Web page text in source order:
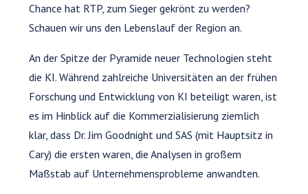
Chance hat RTP, zum Sieger gekrönt zu werden?
Schauen wir uns den Lebenslauf der Region an.
An der Spitze der Pyramide neuer Technologien steht
die KI. Während zahlreiche Universitäten an der frühen
Forschung und Entwicklung von KI beteiligt waren, ist
es im Hinblick auf die Kommerzialisierung ziemlich
klar, dass Dr. Jim Goodnight und SAS (mit Hauptsitz in
Cary) die ersten waren, die Analysen in großem
Maßstab auf Unternehmensprobleme anwandten.